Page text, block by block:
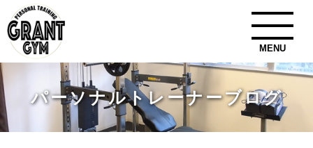
MENU
パーソナルトレーナーブログ